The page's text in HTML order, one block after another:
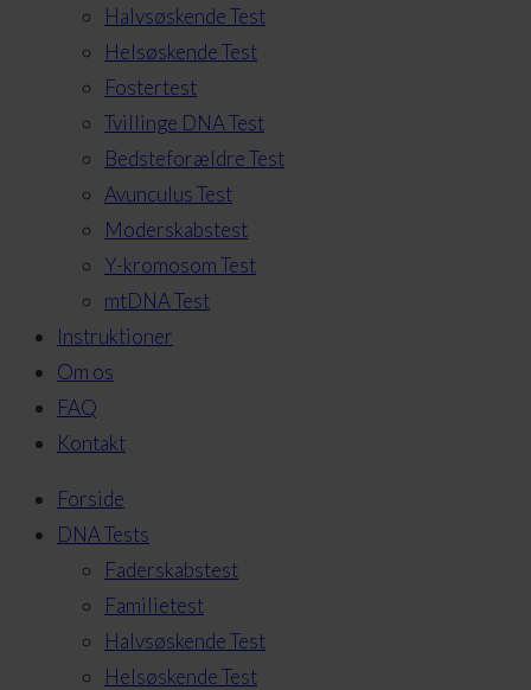
Halvsøskende Test
Helsøskende Test
Fostertest
Tvillinge DNA Test
Bedsteforældre Test
Avunculus Test
Moderskabstest
Y-kromosom Test
mtDNA Test
Instruktioner
Om os
FAQ
Kontakt
Forside
DNA Tests
Faderskabstest
Familietest
Halvsøskende Test
Helsøskende Test